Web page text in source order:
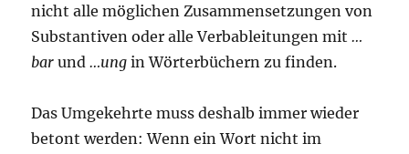
nicht alle möglichen Zusammensetzungen von
Substantiven oder alle Verbableitungen mit…
bar und…ung in Wörterbüchern zu finden.
Das Umgekehrte muss deshalb immer wieder
betont werden: Wenn ein Wort nicht im